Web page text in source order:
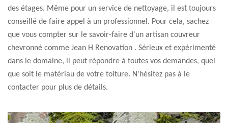
des étages. Même pour un service de nettoyage, il est toujours
conseillé de faire appel à un professionnel. Pour cela, sachez
que vous compter sur le savoir-faire d'un artisan couvreur
chevronné comme Jean H Renovation . Sérieux et expérimenté
dans le domaine, il peut répondre à toutes vos demandes, quel
que soit le matériau de votre toiture. N'hésitez pas à le
contacter pour plus de détails.